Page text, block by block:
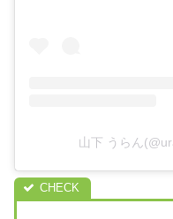
山下 うらん